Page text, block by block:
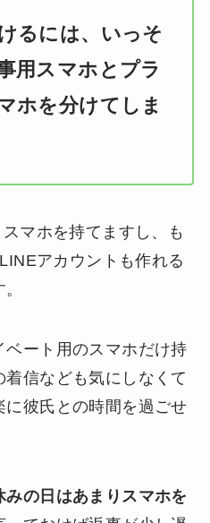
るには、いっそ
用スマホとプラ
ホを分けてしま
マホを持てますし、も
アカウントも作れる
ート用のスマホだけ持
信なども気にしなくて
彼氏との時間を過ごせ
みの日はあまりスマホを